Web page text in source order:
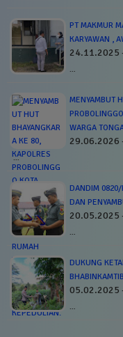
PT MAKMUR
KARYAWAN ,
24.11.2025
…
MENYAMBUT
WARGA
29.06.2026
…
DANDIM 0820/
DAN
20.05.2025
…
DUKUNG
05.02.2025
…